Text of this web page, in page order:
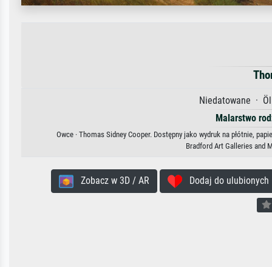
Niedatowane ·
Malarstwo
Owce · Thomas Sidney Cooper. Dostępny jako wydruk na płótnie,
Bradford Art Galleries and
Zobacz w 3D / AR Dodaj do ulubionych